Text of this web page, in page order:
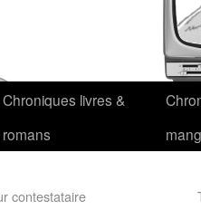
Chroniques livres &
romans
contestataire